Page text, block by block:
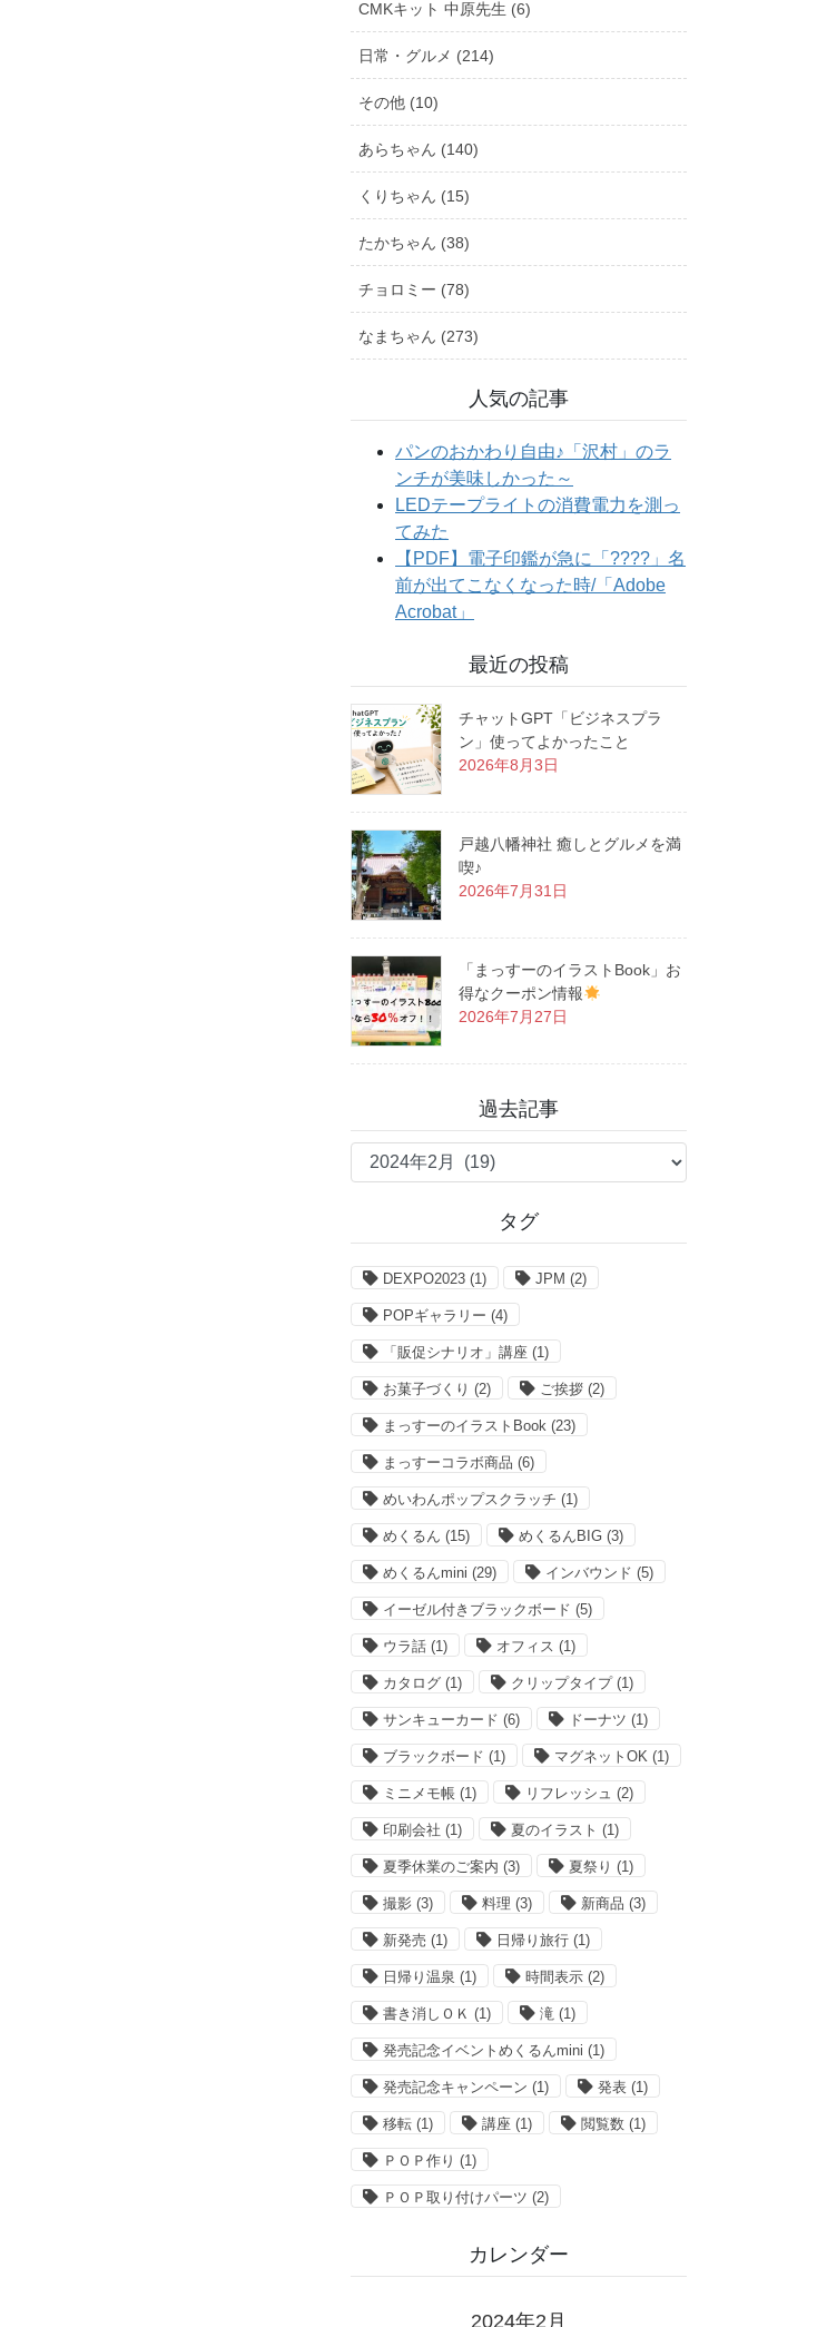
CMKキット 中原先生 (6)
日常・グルメ (214)
その他 (10)
あらちゃん (140)
くりちゃん (15)
たかちゃん (38)
チョロミー (78)
なまちゃん (273)
人気の記事
最近の投稿
チャットGPT「ビジネスプラ
ン」使ってよかったこと
2026年8月3日
戸越八幡神社 癒しとグルメを満
喫♪
2026年7月31日
「まっすーのイラストBook」お
得なクーポン情報
2026年7月27日
過去記事
過
タグ
DEXPO2023 (1) JPM (2)
POPギャラリー (4)
「販促シナリオ」講座 (1)
お菓子づくり (2) ご挨拶 (2)
まっすーのイラストBook (23)
まっすーコラボ商品 (6)
めいわんポップスクラッチ (1)
めくるん (15) めくるんBIG (3)
めくるんmini (29) インバウンド (5)
イーゼル付きブラックボード (5)
ウラ話 (1) オフィス (1)
カタログ (1) クリップタイプ(1)
サンキューカード (6) ドーナツ (1)
ブラックボード (1) マグネットOK (1)
ミニメモ帳 (1) リフレッシュ (2)
印刷会社 (1) 夏のイラスト (1)
夏季休業のご案内 (3) 夏祭り (1)
撮影 (3) 料理 (3) 新商品 (3)
新発売 (1) 日帰り旅行 (1)
日帰り温泉 (1) 時間表示 (2)
書き消しＯＫ (1) 滝 (1)
発売記念イベントめくるんmini (1)
発売記念キャンペーン (1) 発表 (1)
移転 (1) 講座 (1) 閲覧数 (1)
ＰＯＰ作り (1)
ＰＯＰ取り付けパーツ (2)
カレンダー
2024年2月